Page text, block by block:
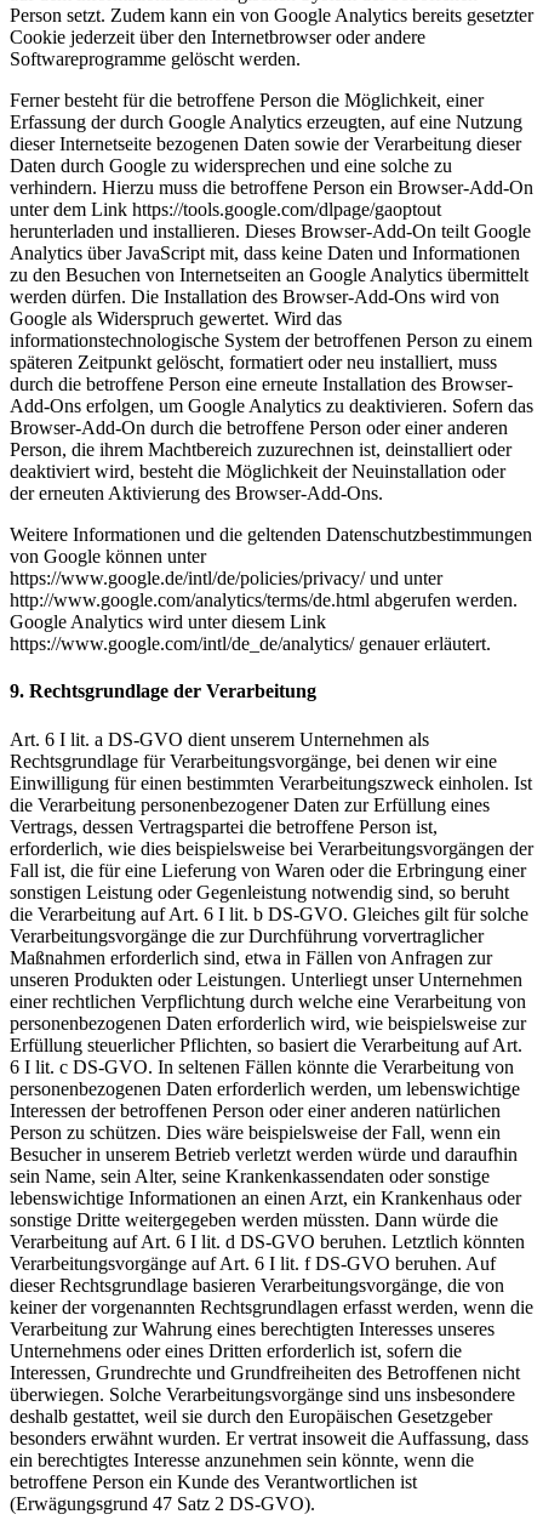
Person setzt. Zudem kann ein von Google Analytics bereits gesetzter
Cookie jederzeit über den Internetbrowser oder andere
Softwareprogramme gelöscht werden.
Ferner besteht für die betroffene Person die Möglichkeit, einer
Erfassung der durch Google Analytics erzeugten, auf eine Nutzung
dieser Internetseite bezogenen Daten sowie der Verarbeitung dieser
Daten durch Google zu widersprechen und eine solche zu
verhindern. Hierzu muss die betroffene Person ein Browser-Add-On
unter dem Link https://tools.google.com/dlpage/gaoptout
herunterladen und installieren. Dieses Browser-Add-On teilt Google
Analytics über JavaScript mit, dass keine Daten und Informationen
zu den Besuchen von Internetseiten an Google Analytics übermittelt
werden dürfen. Die Installation des Browser-Add-Ons wird von
Google als Widerspruch gewertet. Wird das
informationstechnologische System der betroffenen Person zu einem
späteren Zeitpunkt gelöscht, formatiert oder neu installiert, muss
durch die betroffene Person eine erneute Installation des Browser-
Add-Ons erfolgen, um Google Analytics zu deaktivieren. Sofern das
Browser-Add-On durch die betroffene Person oder einer anderen
Person, die ihrem Machtbereich zuzurechnen ist, deinstalliert oder
deaktiviert wird, besteht die Möglichkeit der Neuinstallation oder
der erneuten Aktivierung des Browser-Add-Ons.
Weitere Informationen und die geltenden Datenschutzbestimmungen
von Google können unter
https://www.google.de/intl/de/policies/privacy/ und unter
http://www.google.com/analytics/terms/de.html abgerufen werden.
Google Analytics wird unter diesem Link
https://www.google.com/intl/de_de/analytics/ genauer erläutert.
9. Rechtsgrundlage der Verarbeitung
Art. 6 I lit. a DS-GVO dient unserem Unternehmen als
Rechtsgrundlage für Verarbeitungsvorgänge, bei denen wir eine
Einwilligung für einen bestimmten Verarbeitungszweck einholen. Ist
die Verarbeitung personenbezogener Daten zur Erfüllung eines
Vertrags, dessen Vertragspartei die betroffene Person ist,
erforderlich, wie dies beispielsweise bei Verarbeitungsvorgängen der
Fall ist, die für eine Lieferung von Waren oder die Erbringung einer
sonstigen Leistung oder Gegenleistung notwendig sind, so beruht
die Verarbeitung auf Art. 6 I lit. b DS-GVO. Gleiches gilt für solche
Verarbeitungsvorgänge die zur Durchführung vorvertraglicher
Maßnahmen erforderlich sind, etwa in Fällen von Anfragen zur
unseren Produkten oder Leistungen. Unterliegt unser Unternehmen
einer rechtlichen Verpflichtung durch welche eine Verarbeitung von
personenbezogenen Daten erforderlich wird, wie beispielsweise zur
Erfüllung steuerlicher Pflichten, so basiert die Verarbeitung auf Art.
6 I lit. c DS-GVO. In seltenen Fällen könnte die Verarbeitung von
personenbezogenen Daten erforderlich werden, um lebenswichtige
Interessen der betroffenen Person oder einer anderen natürlichen
Person zu schützen. Dies wäre beispielsweise der Fall, wenn ein
Besucher in unserem Betrieb verletzt werden würde und daraufhin
sein Name, sein Alter, seine Krankenkassendaten oder sonstige
lebenswichtige Informationen an einen Arzt, ein Krankenhaus oder
sonstige Dritte weitergegeben werden müssten. Dann würde die
Verarbeitung auf Art. 6 I lit. d DS-GVO beruhen. Letztlich könnten
Verarbeitungsvorgänge auf Art. 6 I lit. f DS-GVO beruhen. Auf
dieser Rechtsgrundlage basieren Verarbeitungsvorgänge, die von
keiner der vorgenannten Rechtsgrundlagen erfasst werden, wenn die
Verarbeitung zur Wahrung eines berechtigten Interesses unseres
Unternehmens oder eines Dritten erforderlich ist, sofern die
Interessen, Grundrechte und Grundfreiheiten des Betroffenen nicht
überwiegen. Solche Verarbeitungsvorgänge sind uns insbesondere
deshalb gestattet, weil sie durch den Europäischen Gesetzgeber
besonders erwähnt wurden. Er vertrat insoweit die Auffassung, dass
ein berechtigtes Interesse anzunehmen sein könnte, wenn die
betroffene Person ein Kunde des Verantwortlichen ist
(Erwägungsgrund 47 Satz 2 DS-GVO).